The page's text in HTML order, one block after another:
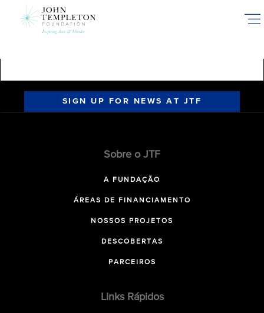
SIGN UP FOR NEWS AT JTF
Sobre o JTF
A FUNDAÇÃO
ÁREAS DE FINANCIAMENTO
NOSSOS PROJETOS
DESCOBERTAS
PARCEIROS
Links Rápidos